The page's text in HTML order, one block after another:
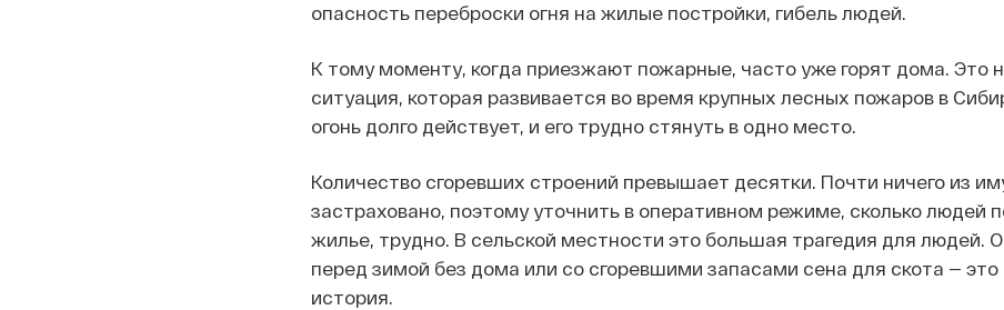
опасность переброски огня на жилые постройки, гибель людей.
К тому моменту, когда приезжают пожарные, часто уже горят дома. Это
ситуация, которая развивается во время крупных лесных пожаров в
огонь долго действует, и его трудно стянуть в одно место.
Количество сгоревших строений превышает десятки. Почти ничего из
застраховано, поэтому уточнить в оперативном режиме, сколько людей
жилье, трудно. В сельской местности это большая трагедия для людей.
перед зимой без дома или со сгоревшими запасами сена для скота — это
история.